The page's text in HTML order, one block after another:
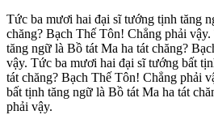
Tức ba mươi hai đại sĩ tướng tịnh tăng
chăng? Bạch Thế Tôn! Chẳng phải
tăng ngữ là Bồ tát Ma ha tát chăng?
vậy. Tức ba mươi hai đại sĩ tướng bất
tát chăng? Bạch Thế Tôn! Chẳng phải
bất tịnh tăng ngữ là Bồ tát Ma ha tát
phải vậy.